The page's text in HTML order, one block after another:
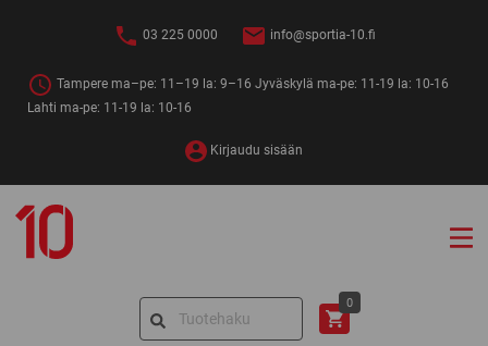
03 225 0000 info@sportia-10.fi
Tampere ma–pe: 11–19 la: 9–16 Jyväskylä ma-pe: 11-19 la: 10-16
Lahti ma-pe: 11-19 la: 10-16
Kirjaudu sisään
10
Search
0